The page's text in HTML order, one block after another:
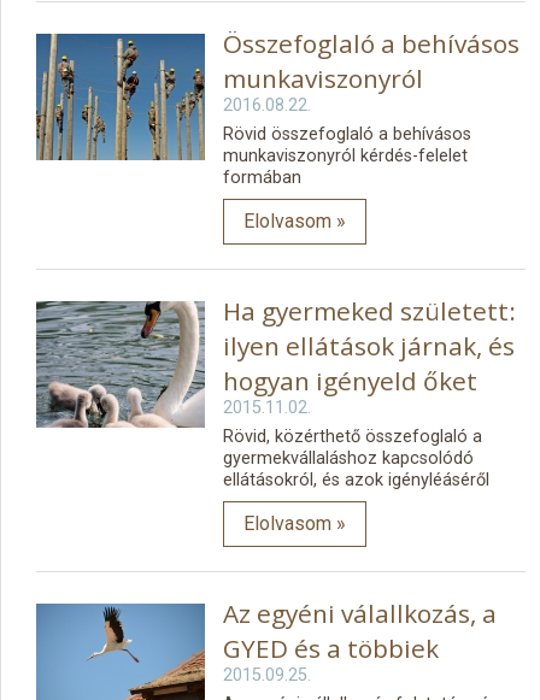
Összefoglaló a behívásos
munkaviszonyról
2016.08.22.
Rövid összefoglaló a behívásos
munkaviszonyról kérdés-felelet
formában
Elolvasom »
Ha gyermeked született:
ilyen ellátások járnak, és
hogyan igényeld őket
2015.11.02.
Rövid, közérthető összefoglaló a
gyermekvállaláshoz kapcsolódó
ellátásokról, és azok igényléáséről
Elolvasom »
Az egyéni válallkozás, a
GYED és a többiek
2015.09.25.